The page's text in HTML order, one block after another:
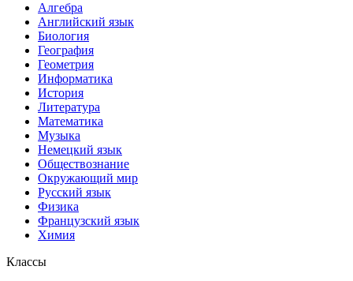
Алгебра
Английский язык
Биология
География
Геометрия
Информатика
История
Литература
Математика
Музыка
Немецкий язык
Обществознание
Окружающий мир
Русский язык
Физика
Французский язык
Химия
Классы